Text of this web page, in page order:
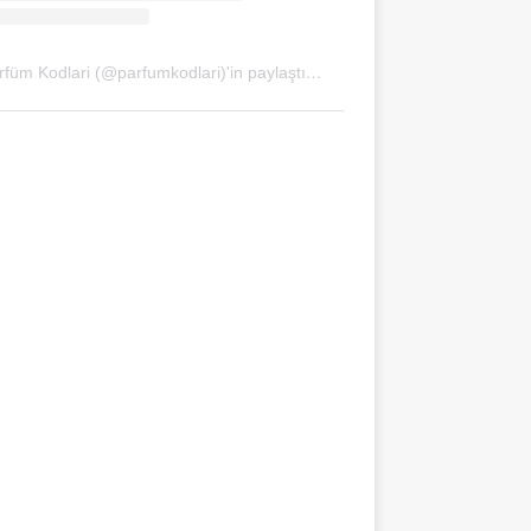
Parfüm Kodlari (@parfumkodlari)'in paylaştığı bir gönderi